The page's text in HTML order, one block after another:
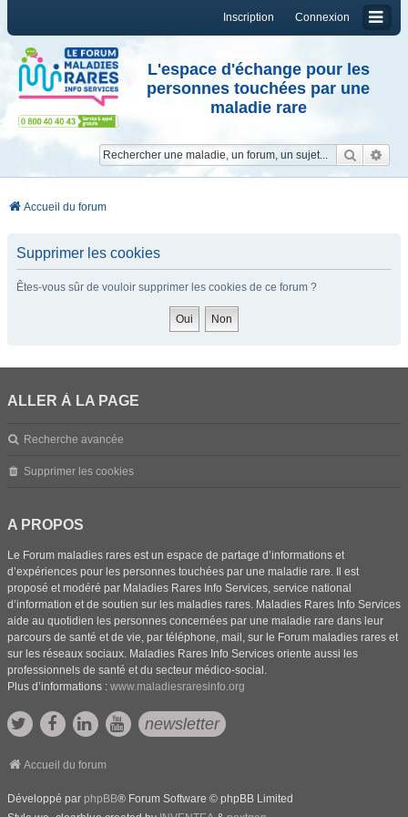
Connexion
Inscription
L'espace d'échange pour les
personnes touchées par une
maladie rare
Accueil du forum
Supprimer les cookies
Êtes-vous sûr de vouloir supprimer les cookies de ce forum ?
ALLER À LA PAGE
Recherche avancée
Supprimer les cookies
A PROPOS
Le Forum maladies rares est un espace de partage d’informations et
d’expériences pour les personnes touchées par une maladie rare. Il est
proposé et modéré par Maladies Rares Info Services, service national
d’information et de soutien sur les maladies rares. Maladies Rares Info Services
aide au quotidien les personnes concernées par une maladie rare dans leur
parcours de santé et de vie, par téléphone, mail, sur le Forum maladies rares et
sur les réseaux sociaux. Maladies Rares Info Services oriente aussi les
professionnels de santé et du secteur médico-social.
Plus d’informations : www.maladiesraresinfo.org
newsletter
Accueil du forum
Développé par phpBB® Forum Software © phpBB Limited